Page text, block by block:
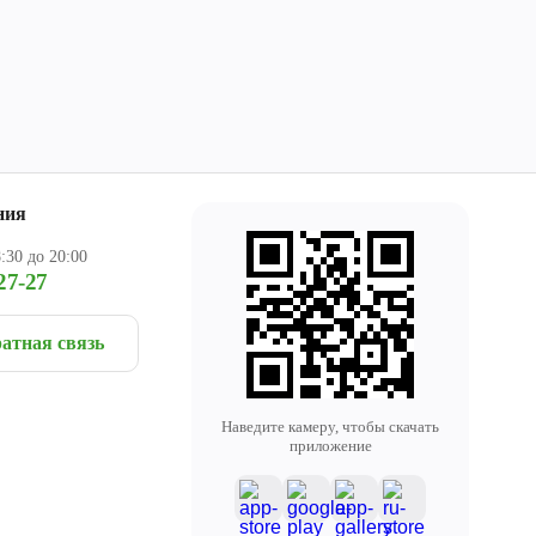
до 20:00
27
связь
Наведите камеру, чтобы скачать
приложение